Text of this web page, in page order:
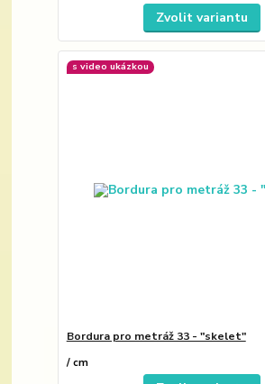
Zvolit variantu
s video ukázkou
Bordura pro metráž 33 - "skelet"
/cm